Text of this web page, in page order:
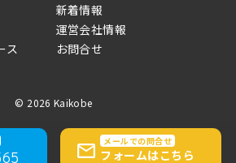
メールでの問合せ
フォームはこちら
ス
新着情報
運営会社情報
お問合せ
© 2026 Kaikobe